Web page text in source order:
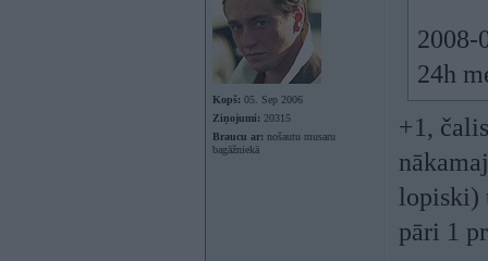
Kopš: 05. Sep 2006
Ziņojumi: 20315
Braucu ar: nošautu musaru
bagāžniekā
2008-
24h
+1,
lopiski)
pāri 1